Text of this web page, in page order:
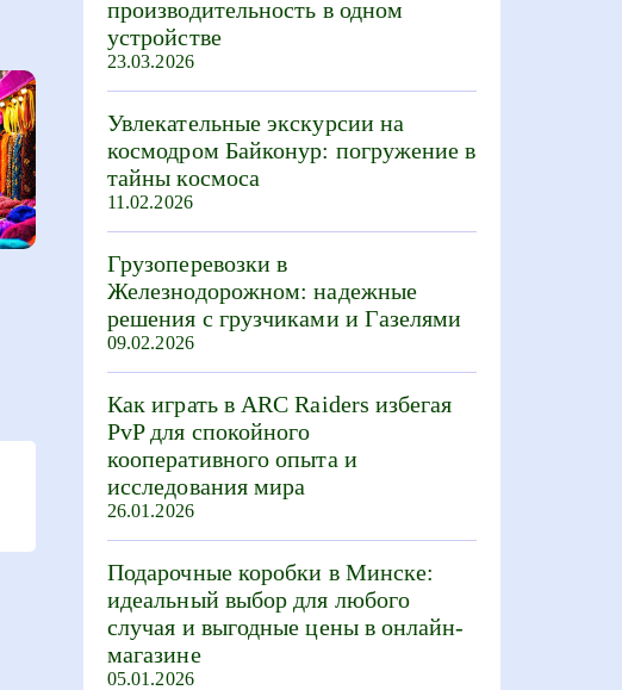
производительность в одном
устройстве
23.03.2026
Увлекательные экскурсии на
космодром Байконур: погружение в
тайны космоса
11.02.2026
Грузоперевозки в
Железнодорожном: надежные
решения с грузчиками и Газелями
09.02.2026
Как играть в ARC Raiders избегая
PvP для спокойного
кооперативного опыта и
исследования мира
26.01.2026
Подарочные коробки в Минске:
идеальный выбор для любого
случая и выгодные цены в онлайн-
магазине
05.01.2026